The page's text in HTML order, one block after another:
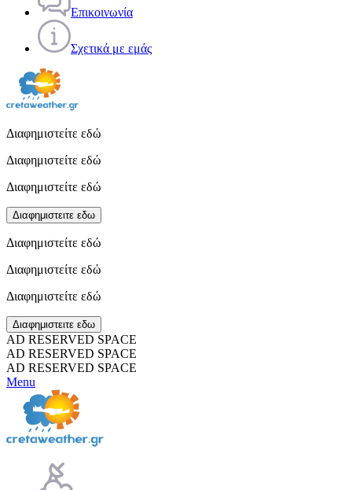
Επικοινωνία
Σχετικά με εμάς
Διαφημιστείτε εδώ
Διαφημιστείτε εδώ
Διαφημιστείτε εδώ
Διαφημιστειτε εδω
Διαφημιστείτε εδώ
Διαφημιστείτε εδώ
Διαφημιστείτε εδώ
Διαφημιστειτε εδω
AD RESERVED SPACE
AD RESERVED SPACE
AD RESERVED SPACE
Menu